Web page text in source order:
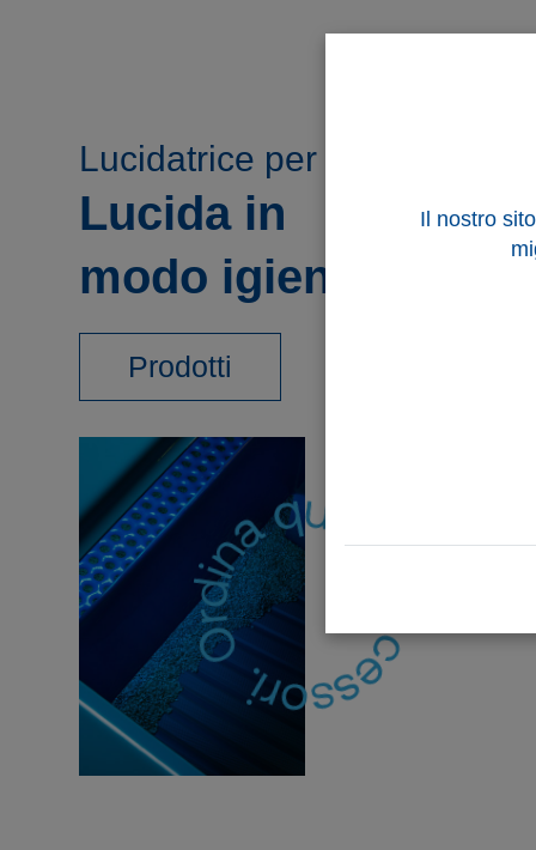
Lucidatrice per posate
Lucida in
modo igienico
Prodotti
Il nostro